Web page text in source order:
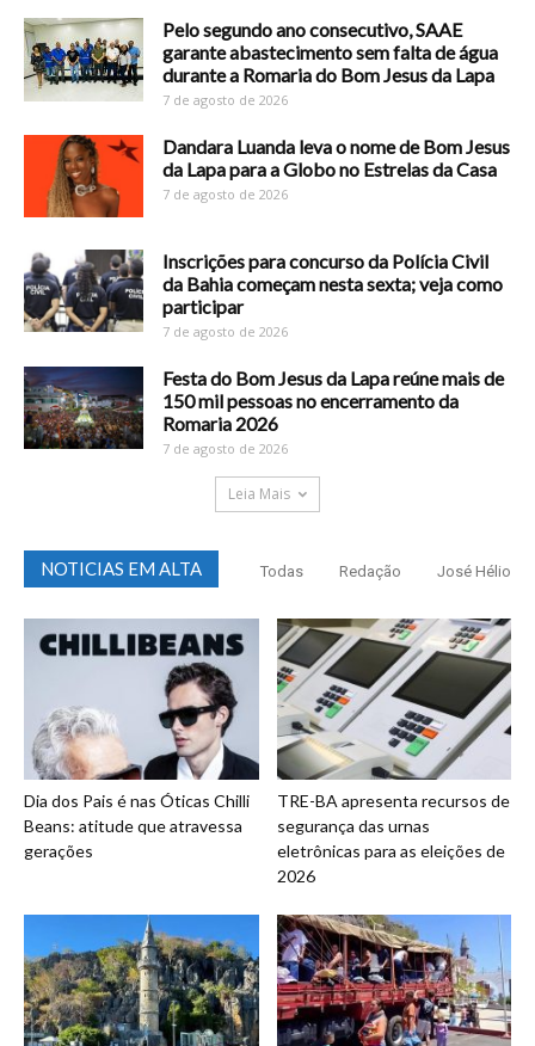
Pelo segundo ano consecutivo, SAAE
garante abastecimento sem falta de água
durante a Romaria do Bom Jesus da Lapa
7 de agosto de 2026
Dandara Luanda leva o nome de Bom Jesus
da Lapa para a Globo no Estrelas da Casa
7 de agosto de 2026
Inscrições para concurso da Polícia Civil
da Bahia começam nesta sexta; veja como
participar
7 de agosto de 2026
Festa do Bom Jesus da Lapa reúne mais de
150 mil pessoas no encerramento da
Romaria 2026
7 de agosto de 2026
Leia Mais
NOTICIAS EM ALTA Todas Redação José Hélio
Dia dos Pais é nas Óticas Chilli
Beans: atitude que atravessa
gerações
TRE-BA apresenta recursos de
segurança das urnas
eletrônicas para as eleições de
2026